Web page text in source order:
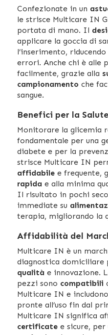
Confezionate in un
le strisce Multicare IN
portata di mano. Il
applicare la goccia di
l’inserimento,
errori. Anche chi è alle
facilmente, grazie alla
campionamento che
sangue.
Benefici per la
Monitorare la glicemia
fondamentale per una
diabete e per la
strisce Multicare IN
affidabile e frequente,
rapida e alla minima
Il risultato in pochi
immediate su
terapia, migliorando la
Affidabilità del
Multicare IN è un
diagnostica domiciliare
qualità e innovazione.
pezzi sono compatibili
Multicare IN e
pronte all’uso fin dal
Multicare IN significa
certificate e sicure,